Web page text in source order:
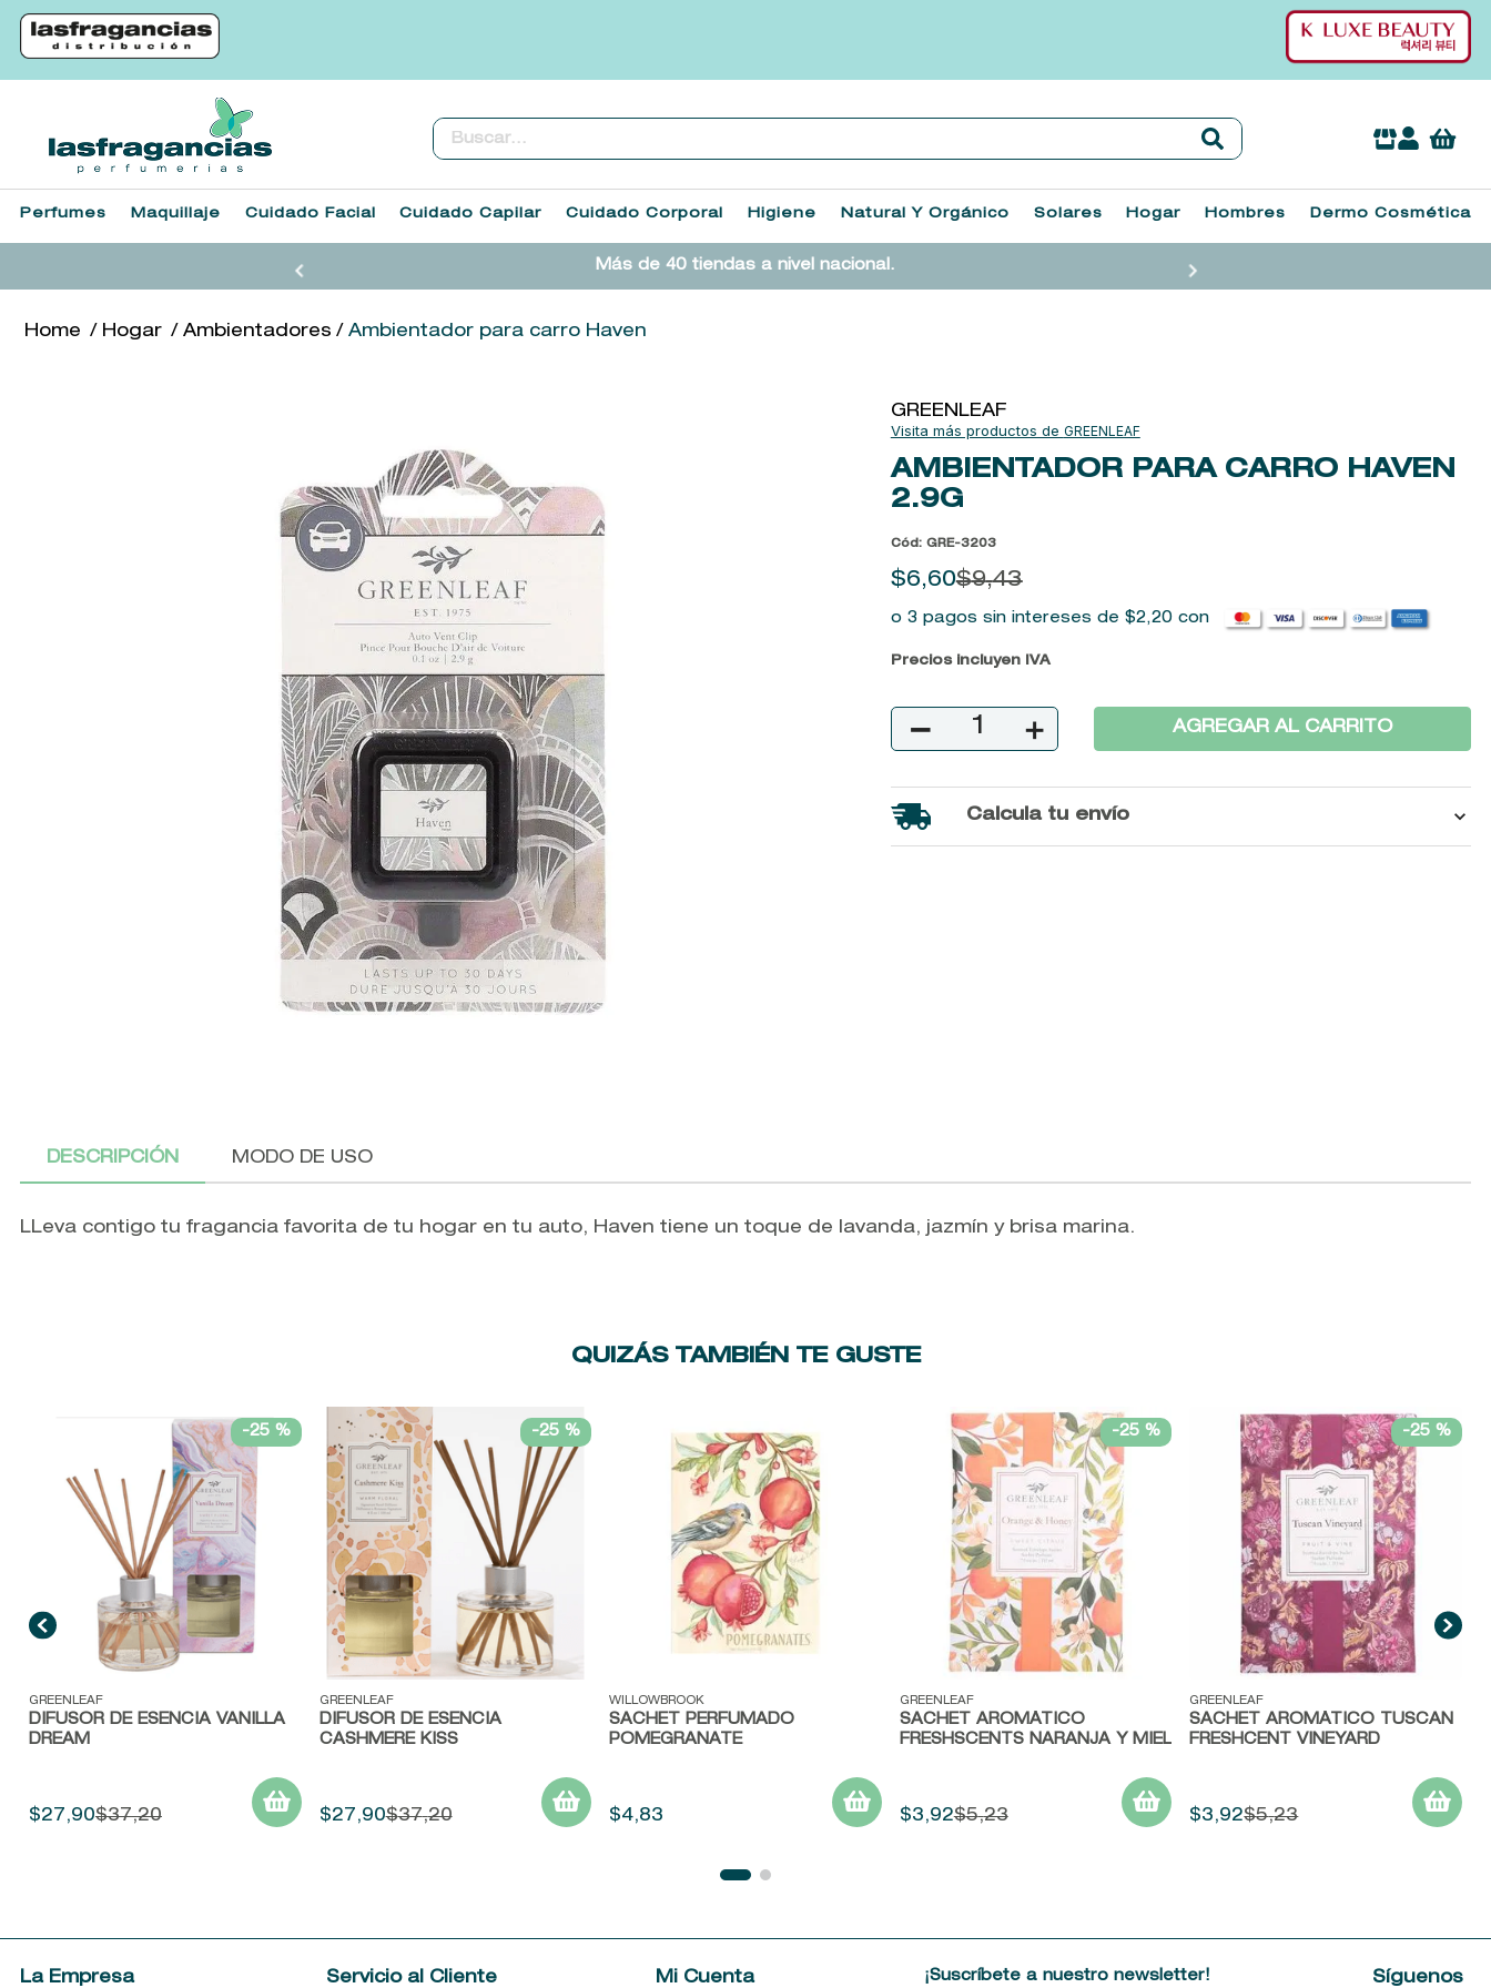
Buscar...
Perfumes Maquillaje Cuidado Facial Cuidado Capilar Cuidado Corporal Higiene Natural Y Orgánico Solares Hogar Hombres Dermo Cosmética
Más de 40 tiendas a nivel nacional.
Hogar Ambientadores Ambientador para carro Haven
GREENLEAF
GREENLEAF
AMBIENTADOR PARA CARRO HAVEN
2.9G
Cód : GRE-3203
$6,60$9,43
o 3 pagos sin intereses de $2,20con
Precios incluyen IVA
＋
－ AGREGAR AL CARRITO
Calcula tu envío
DESCRIPCIÓN MODO DE USO
LLeva contigo tu fragancia favorita de tu hogar en tu auto, Haven tiene un toque de lavanda, jazmín y brisa marina.
QUIZÁS TAMBIÉN TE GUSTE
-25 %
Vista rápida
GREENLEAF
DIFUSOR DE ESENCIA VANILLA
DREAM
$27,90$37,20
-25 %
Vista rápida
GREENLEAF
DIFUSOR DE ESENCIA
CASHMERE KISS
$27,90$37,20
Vista rápida
WILLOWBROOK
SACHET PERFUMADO
POMEGRANATE
$4,83
-25 %
Vista rápida
GREENLEAF
SACHET AROMÁTICO
FRESHSCENTS NARANJA Y MIEL
$3,92$5,23
-25 %
Vista rápida
GREENLEAF
SACHET AROMÁTICO TUSCAN
FRESHCENT VINEYARD
$3,92$5,23
La Empresa Servicio al Cliente Mi Cuenta ¡Suscríbete a nuestro newsletter! Síguenos
1.
heathcote
sol ipanema
3.
cleanance
4 .
giftset
8.
ysl
9.
baylis